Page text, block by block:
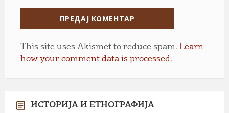
This site uses Akismet to reduce spam. Learn
how your comment data is processed.
ИСТОРИЈА И ЕТНОГРАФИЈА